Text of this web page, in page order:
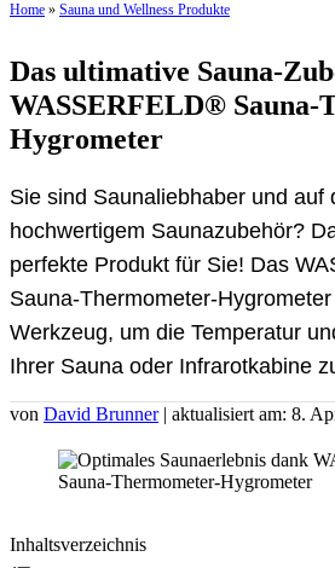
Home » Sauna und Wellness Produkte
Das ultimative Sauna-
WASSERFELD® Sauna-
Hygrometer
Sie sind Saunaliebhaber und auf
hochwertigem Saunazubehör?
perfekte Produkt für Sie! Das
Sauna-Thermometer-
Werkzeug, um die Temperatur
Ihrer Sauna oder Infrarotkabine
von David Brunner | aktualisiert am: 8.
Inhaltsverzeichnis